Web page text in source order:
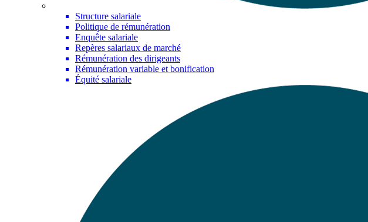
Structure salariale
Politique de rémunération
Enquête salariale
Repères salariaux de marché
Rémunération des dirigeants
Rémunération variable et bonification
Équité salariale